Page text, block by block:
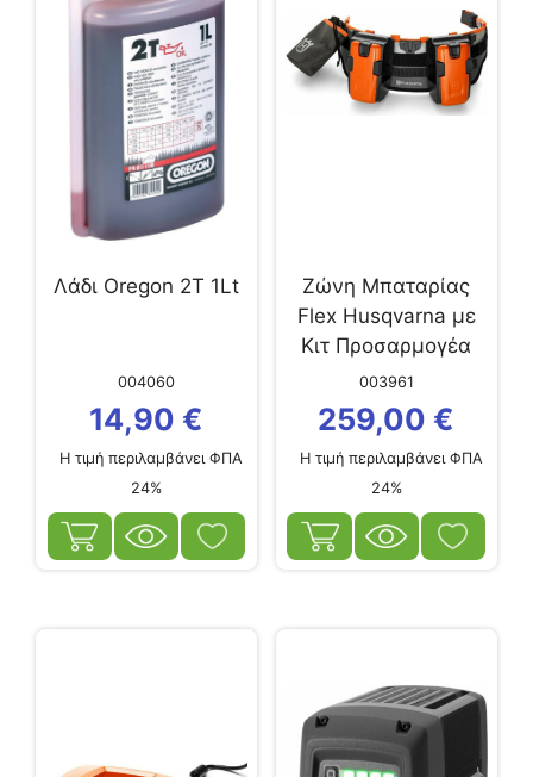
Λάδι Oregon 2Τ 1Lt
004060
14,90 €
Η τιμή περιλαμβάνει ΦΠΑ
24%
Ζώνη Μπαταρίας
Flex Husqvarna με
Κιτ Προσαρμογέα
003961
259,00 €
Η τιμή περιλαμβάνει ΦΠΑ
24%